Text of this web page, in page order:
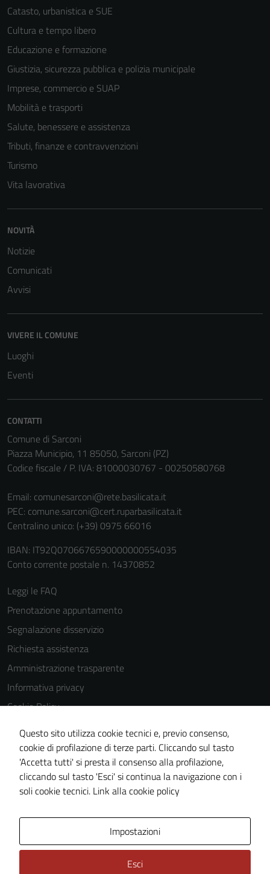
Catasto, urbanistica e SUE
Cultura e tempo libero
Educazione e formazione
Giustizia, sicurezza pubblica e polizia municipale
Imprese, commercio e SUAP
Mobilità e trasporti
Salute, benessere e assistenza
Tributi, finanze e contravvenzioni
Turismo
Vita lavorativa
NOVITÀ
Notizie
Comunicati
Avvisi
VIVERE IL COMUNE
Luoghi
Eventi
CONTATTI
Comune di Sarconi
Piazza Municipio, 11 85050, Sarconi (PZ)
Codice fiscale / P. IVA: 81000030767 - 00250580768
Email: comunesarconi@rete.basilicata.it
PEC: comune.sarconi@cert.ruparbasilicata.it
Centralino unico: (+39) 0975 66016
IBAN: IT92Q0706676590000000554035
Conto corrente postale n. 14370852
Leggi le FAQ
Prenotazione appuntamento
Segnalazione disservizio
Richiesta assistenza
Amministrazione trasparente
Informativa privacy
Cookie Policy
Note legali
Dichiarazione di accessibilità
Piano di miglioramento del sito
Statistiche sito web
Questo sito utilizza cookie tecnici e, previo consenso,
cookie di profilazione di terze parti. Cliccando sul tasto
'Accetta tutti' si presta il consenso alla profilazione,
cliccando sul tasto 'Esci' si continua la navigazione con i
soli cookie tecnici. Link alla cookie policy
Impostazioni
Esci
essere